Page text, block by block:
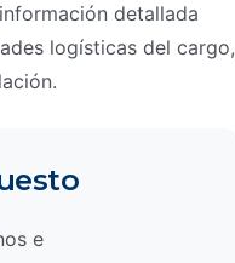
detallada
logísticas del cargo,
e